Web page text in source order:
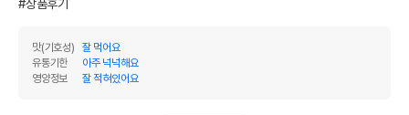
#상품후기
맛(기호성)
잘 먹어요
유통기한
아주 넉넉해요
영양정보
잘 적혀있어요